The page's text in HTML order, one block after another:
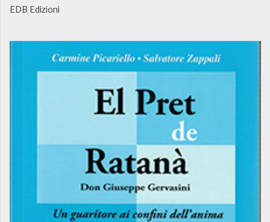
EDB Edizioni